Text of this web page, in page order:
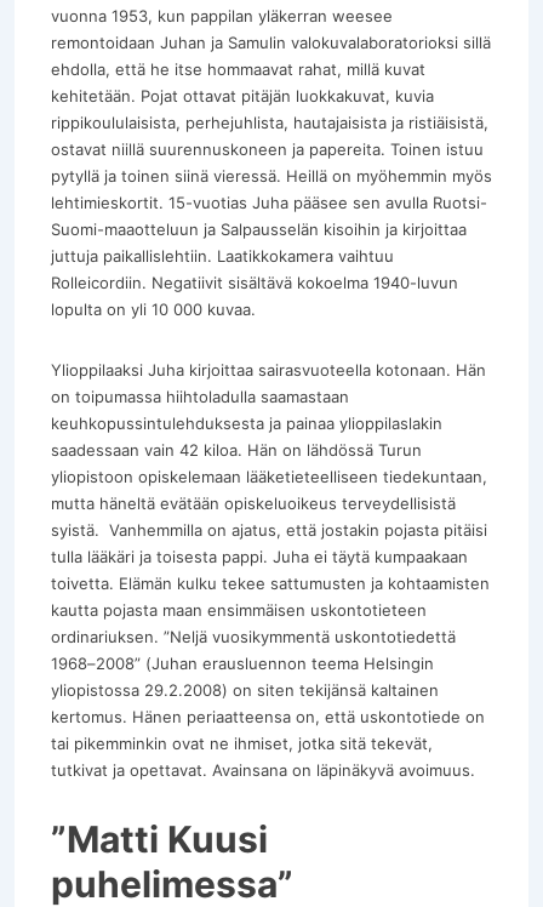
vuonna 1953, kun pappilan yläkerran weesee
remontoidaan Juhan ja Samulin valokuvalaboratorioksi sillä
ehdolla, että he itse hommaavat rahat, millä kuvat
kehitetään. Pojat ottavat pitäjän luokkakuvat, kuvia
rippikoululaisista, perhejuhlista, hautajaisista ja ristiäisistä,
ostavat niillä suurennuskoneen ja papereita. Toinen istuu
pytyllä ja toinen siinä vieressä. Heillä on myöhemmin myös
lehtimieskortit. 15-vuotias Juha pääsee sen avulla Ruotsi-
Suomi-maaotteluun ja Salpausselän kisoihin ja kirjoittaa
juttuja paikallislehtiin. Laatikkokamera vaihtuu
Rolleicordiin. Negatiivit sisältävä kokoelma 1940-luvun
lopulta on yli 10 000 kuvaa.
Ylioppilaaksi Juha kirjoittaa sairasvuoteella kotonaan. Hän
on toipumassa hiihtoladulla saamastaan
keuhkopussintulehduksesta ja painaa ylioppilaslakin
saadessaan vain 42 kiloa. Hän on lähdössä Turun
yliopistoon opiskelemaan lääketieteelliseen tiedekuntaan,
mutta häneltä evätään opiskeluoikeus terveydellisistä
syistä. Vanhemmilla on ajatus, että jostakin pojasta pitäisi
tulla lääkäri ja toisesta pappi. Juha ei täytä kumpaakaan
toivetta. Elämän kulku tekee sattumusten ja kohtaamisten
kautta pojasta maan ensimmäisen uskontotieteen
ordinariuksen. ”Neljä vuosikymmentä uskontotiedettä
1968–2008” (Juhan erausluennon teema Helsingin
yliopistossa 29.2.2008) on siten tekijänsä kaltainen
kertomus. Hänen periaatteensa on, että uskontotiede on
tai pikemminkin ovat ne ihmiset, jotka sitä tekevät,
tutkivat ja opettavat. Avainsana on läpinäkyvä avoimuus.
”Matti Kuusi
puhelimessa”